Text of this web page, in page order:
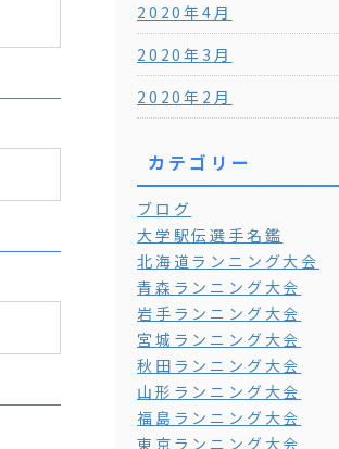
2020年4月
2020年3月
2020年2月
カテゴリー
ブログ
大学駅伝選手名鑑
北海道ランニング大会
青森ランニング大会
岩手ランニング大会
宮城ランニング大会
秋田ランニング大会
山形ランニング大会
福島ランニング大会
東京ランニング大会